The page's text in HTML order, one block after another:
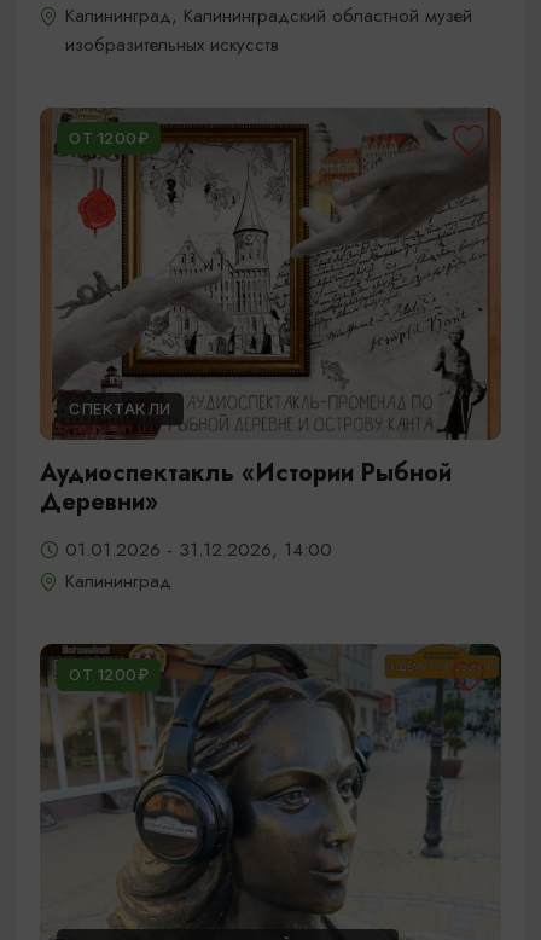
Калининград, Калининградский областной музей
изобразительных искусств
ОТ 1200₽
СПЕКТАКЛИ
Аудиоспектакль «Истории Рыбной
Деревни»
01.01.2026 - 31.12.2026, 14:00
Калининград
ОТ 1200₽